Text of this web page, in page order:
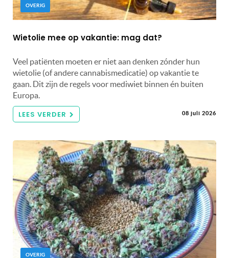
OVERIG
Wietolie mee op vakantie: mag dat?
Veel patiënten moeten er niet aan denken zónder hun
wietolie (of andere cannabismedicatie) op vakantie te
gaan. Dit zijn de regels voor mediwiet binnen én buiten
Europa.
LEES VERDER 08 juli 2026
OVERIG